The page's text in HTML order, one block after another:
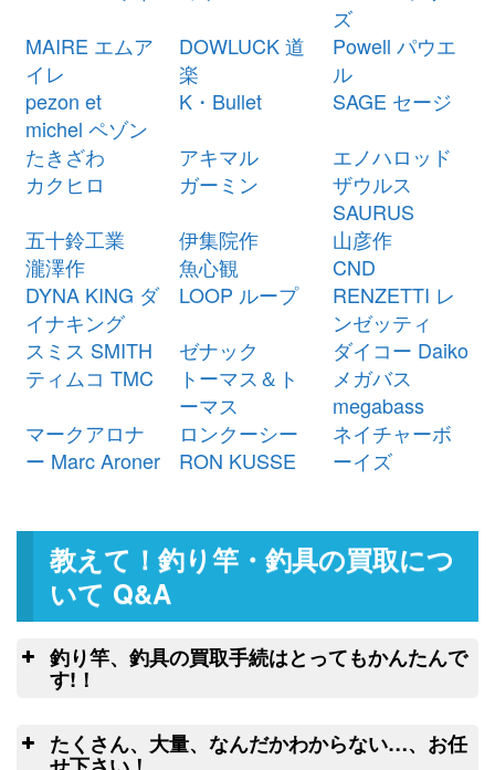
スDC MD XG 右 未使用
釣具買取クーポンg-
turi20260302
（2026/03/31迄）
27,000円
2026/03/07
シマノ ベイトリール 20 カルカッ
タ コンクエスト DC 201HG 左 未
使用
turi20260303
（2026/03/31迄）
2026/03/07
シマノ ベイトリール 22 エクスセ
ンス DC XG 右 未使用
釣具買取クーポン
turi20260304
（2026/03/31迄）
24,000円
2026/03/07
シマノ ベイトリール 25 アルデバ
ラン DC 31XG 左 未使用
釣具買取クーポンg-
turi20260305（2026/03/31迄）
23,500円
2026/03/07
釣具買取クーポンg-
turi20260301 （2026/03/31迄）
2026/03/07
ダイワ ヘラ竿 枯法師N 13尺 未使
釣具買取クーポン
g-
turi20260302（2026/03/31迄）
ダイワ ヘラ竿 枯法師N 11尺 未使
釣具買取クーポンg-
ズ
MAIRE エムア
イレ
DOWLUCK 道
楽
Powell パウエ
ル
pezon et
michel ペゾン
K・Bullet
SAGE セージ
たきざわ
アキマル
エノハロッド
カクヒロ
ガーミン
ザウルス
SAURUS
五十鈴工業
伊集院作
山彦作
瀧澤作
魚心観
CND
DYNA KING ダ
イナキング
LOOP ループ
RENZETTI レ
ンゼッティ
スミス SMITH
ゼナック
ダイコー Daiko
ティムコ TMC
トーマス＆ト
ーマス
メガバス
megabass
マークアロナ
ー Marc Aroner
ロンクーシー
RON KUSSE
ネイチャーボ
ーイズ
教えて！釣り竿・釣具の買取につ
いて Q&A
釣り竿、釣具の買取手続はとってもかんたんで
す!！
釣
こちらのフォームよりクロネコヤマトの
たくさん、大量、なんだかわからない…、お任